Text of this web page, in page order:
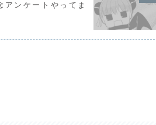
ンケートやってま